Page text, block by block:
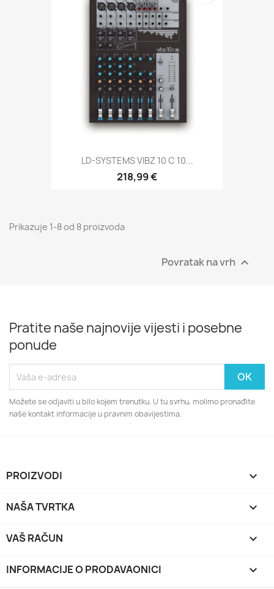
LD-SYSTEMS VIBZ 10 C 10...
218,99 €
Prikazuje 1-8 od 8 proizvoda
Povratak na vrh 
Pratite naše najnovije vijesti i posebne
ponude
Možete se odjaviti u bilo kojem trenutku. U tu svrhu, molimo pronađite
naše kontakt informacije u pravnim obavijestima.
PROIZVODI 
NAŠA TVRTKA 
VAŠ RAČUN 
INFORMACIJE O PRODAVAONICI keyboard_arrow_down